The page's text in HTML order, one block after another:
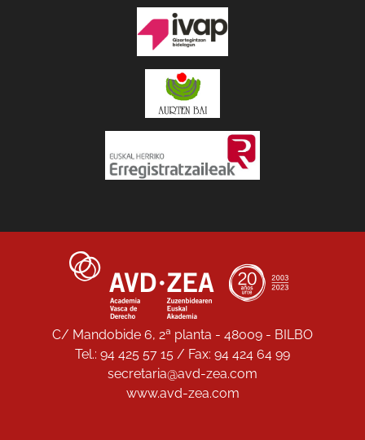
C/ Mandobide 6, 2ª planta - 48009 - BILBO
Tel.: 94 425 57 15 / Fax: 94 424 64 99
secretaria@avd-zea.com
www.avd-zea.com